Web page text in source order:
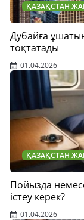
ҚАЗАҚСТАН
Дубайға
тоқтатады
01.04.2026
ҚАЗАҚСТАН
Пойызда
істеу керек?
01.04.2026